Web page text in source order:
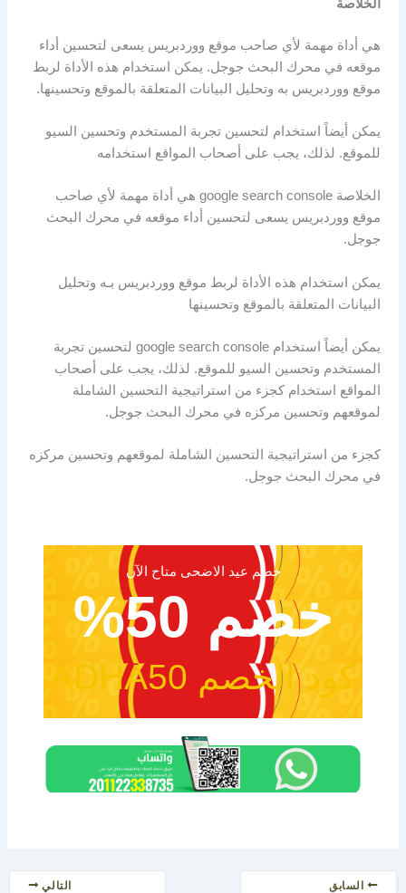
الخلاصة
هي أداة مهمة لأي صاحب موقع ووردبريس يسعى لتحسين أداء
موقعه في محرك البحث جوجل. يمكن استخدام هذه الأداة لربط
موقع ووردبريس به وتحليل البيانات المتعلقة بالموقع وتحسينها.
يمكن أيضاً استخدام لتحسين تجربة المستخدم وتحسين السيو
للموقع. لذلك، يجب على أصحاب المواقع استخدامه
الخلاصة google search console هي أداة مهمة لأي صاحب
موقع ووردبريس يسعى لتحسين أداء موقعه في محرك البحث
جوجل.
يمكن استخدام هذه الأداة لربط موقع ووردبريس بـه وتحليل
البيانات المتعلقة بالموقع وتحسينها
يمكن أيضاً استخدام google search console لتحسين تجربة
المستخدم وتحسين السيو للموقع. لذلك، يجب على أصحاب
المواقع استخدام كجزء من استراتيجية التحسين الشاملة
لموقعهم وتحسين مركزه في محرك البحث جوجل.
كجزء من استراتيجية التحسين الشاملة لموقعهم وتحسين مركزه
في محرك البحث جوجل.
خصم عيد الاضحى متاح الآن
خصم 50%
كود الخصم ADHA50
السابق التالي